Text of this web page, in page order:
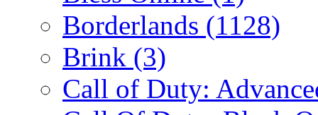
Borderlands (1128)
Brink (3)
Call of Duty: